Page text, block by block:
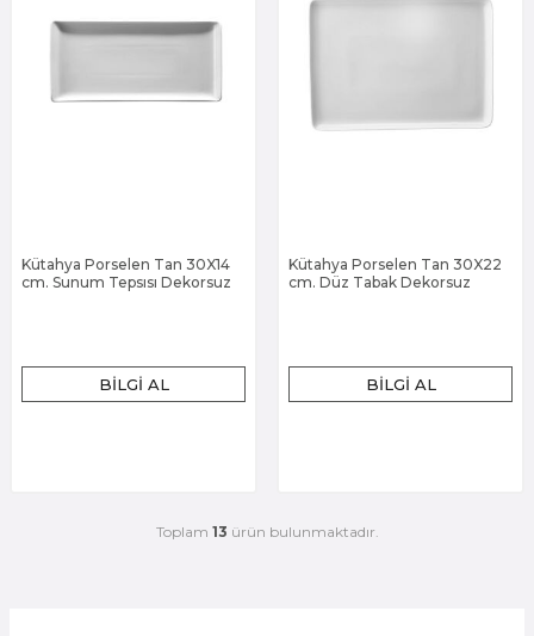
Kütahya Porselen Tan 30X14
cm. Sunum Tepsısı Dekorsuz
BILGI AL
Kütahya Porselen Tan 30X22
cm. Düz Tabak Dekorsuz
BILGI AL
Toplam 13 ürün bulunmaktadır.